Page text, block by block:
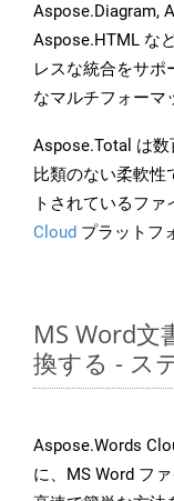
Aspose.Diagram,
Aspose.HTML な
レスな統合をサポ
なマルチフォーマ
Aspose.Total は数
比類のない柔軟性
トされているファ
Cloud プラットフ
MS Word文
換する - ス
Aspose.Words
に、MS Word フ